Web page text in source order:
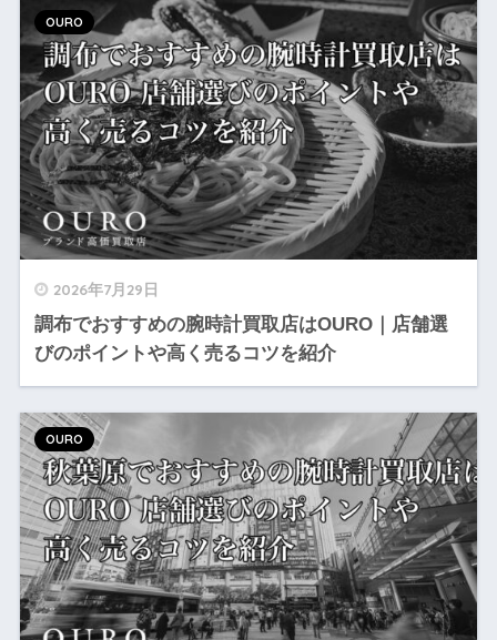
2026年7月29日
調布でおすすめの腕時計買取店はOURO｜店舗選
びのポイントや高く売るコツを紹介
OURO
OURO